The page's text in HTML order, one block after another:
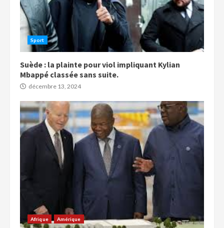
Sport
Suède : la plainte pour viol impliquant Kylian
Mbappé classée sans suite.
décembre 13, 2024
Afrique Amérique